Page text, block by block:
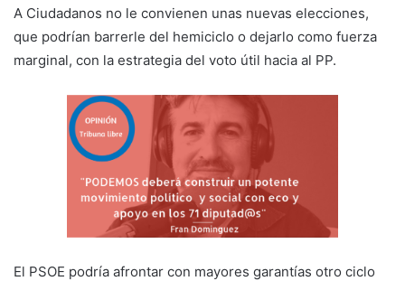
A Ciudadanos no le convienen unas nuevas elecciones,
que podrían barrerle del hemiciclo o dejarlo como fuerza
marginal, con la estrategia del voto útil hacia al PP.
El PSOE podría afrontar con mayores garantías otro ciclo